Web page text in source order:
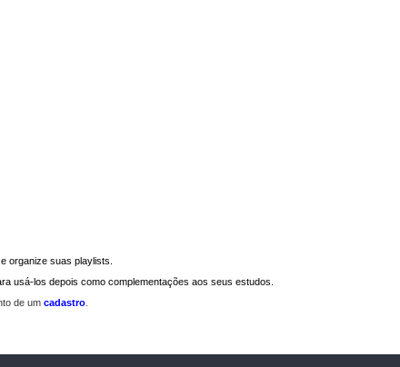
organize suas playlists.
usá-los depois como complementações aos seus estudos.
de um cadastro